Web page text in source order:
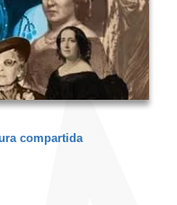
compartida